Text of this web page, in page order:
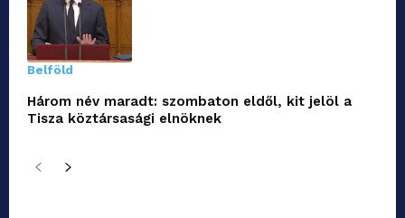
Belföld
Három név maradt: szombaton eldől, kit jelöl a
Tisza köztársasági elnöknek